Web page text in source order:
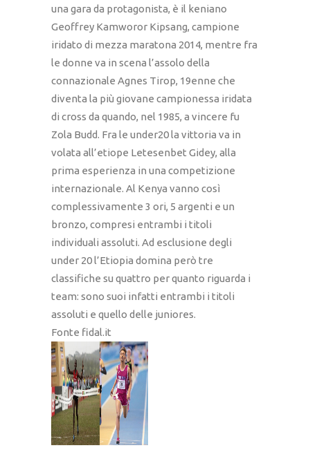
una gara da protagonista, è il keniano
Geoffrey Kamworor Kipsang, campione
iridato di mezza maratona 2014, mentre fra
le donne va in scena l’assolo della
connazionale Agnes Tirop, 19enne che
diventa la più giovane campionessa iridata
di cross da quando, nel 1985, a vincere fu
Zola Budd. Fra le under20 la vittoria va in
volata all’etiope Letesenbet Gidey, alla
prima esperienza in una competizione
internazionale. Al Kenya vanno così
complessivamente 3 ori, 5 argenti e un
bronzo, compresi entrambi i titoli
individuali assoluti. Ad esclusione degli
under 20 l’Etiopia domina però tre
classifiche su quattro per quanto riguarda i
team: sono suoi infatti entrambi i titoli
assoluti e quello delle juniores.
Fonte fidal.it